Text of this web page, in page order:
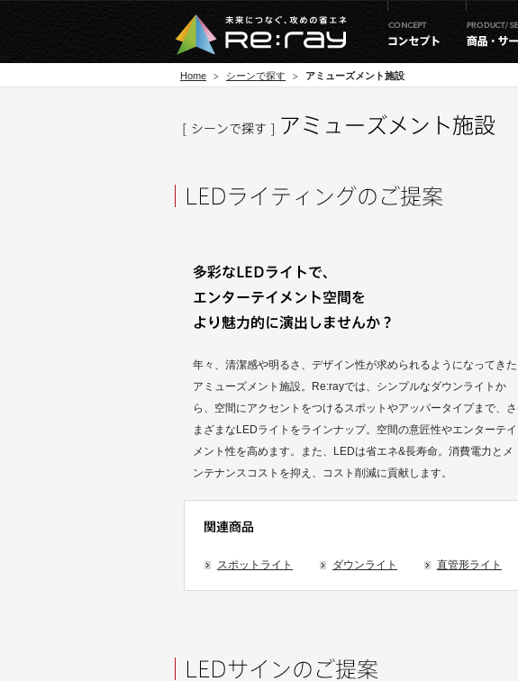
Home シーンで探す アミューズメント施設
年々、清潔感や明るさ、デザイン性が求められるようになってきた
アミューズメント施設。Re:rayでは、シンプルなダウンライトか
ら、空間にアクセントをつけるスポットやアッパータイプまで、さ
まざまなLEDライトをラインナップ。空間の意匠性やエンターテイ
メント性を高めます。また、LEDは省エネ&長寿命。消費電力とメ
ンテナンスコストを抑え、コスト削減に貢献します。
スポットライト ダウンライト 直管形ライト